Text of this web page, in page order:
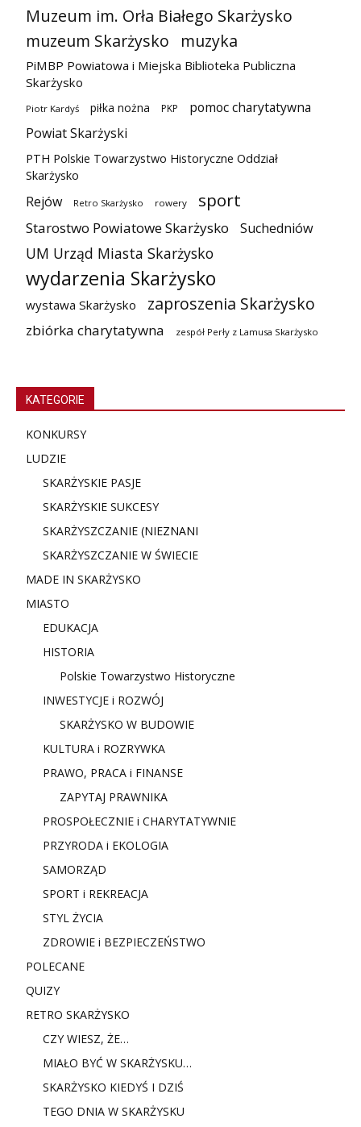
Muzeum im. Orła Białego Skarżysko
muzeum Skarżysko
muzyka
PiMBP Powiatowa i Miejska Biblioteka Publiczna
Skarżysko
Piotr Kardyś piłka nożna PKP
pomoc charytatywna
Powiat Skarżyski
PTH Polskie Towarzystwo Historyczne Oddział
Skarżysko
Rejów Retro Skarżysko rowery sport
Starostwo Powiatowe Skarżysko Suchedniów
UM Urząd Miasta Skarżysko
wydarzenia Skarżysko
wystawa Skarżysko zaproszenia Skarżysko
zbiórka charytatywna zespół Perły z Lamusa Skarżysko
KATEGORIE
KONKURSY
LUDZIE
SKARŻYSKIE PASJE
SKARŻYSKIE SUKCESY
SKARŻYSZCZANIE (NIEZNANI
SKARŻYSZCZANIE W ŚWIECIE
MADE IN SKARŻYSKO
MIASTO
EDUKACJA
HISTORIA
Polskie Towarzystwo Historyczne
INWESTYCJE i ROZWÓJ
SKARŻYSKO W BUDOWIE
KULTURA i ROZRYWKA
PRAWO, PRACA i FINANSE
ZAPYTAJ PRAWNIKA
PROSPOŁECZNIE i CHARYTATYWNIE
PRZYRODA i EKOLOGIA
SAMORZĄD
SPORT i REKREACJA
STYL ŻYCIA
ZDROWIE i BEZPIECZEŃSTWO
POLECANE
QUIZY
RETRO SKARŻYSKO
CZY WIESZ, ŻE…
MIAŁO BYĆ W SKARŻYSKU…
SKARŻYSKO KIEDYŚ I DZIŚ
TEGO DNIA W SKARŻYSKU